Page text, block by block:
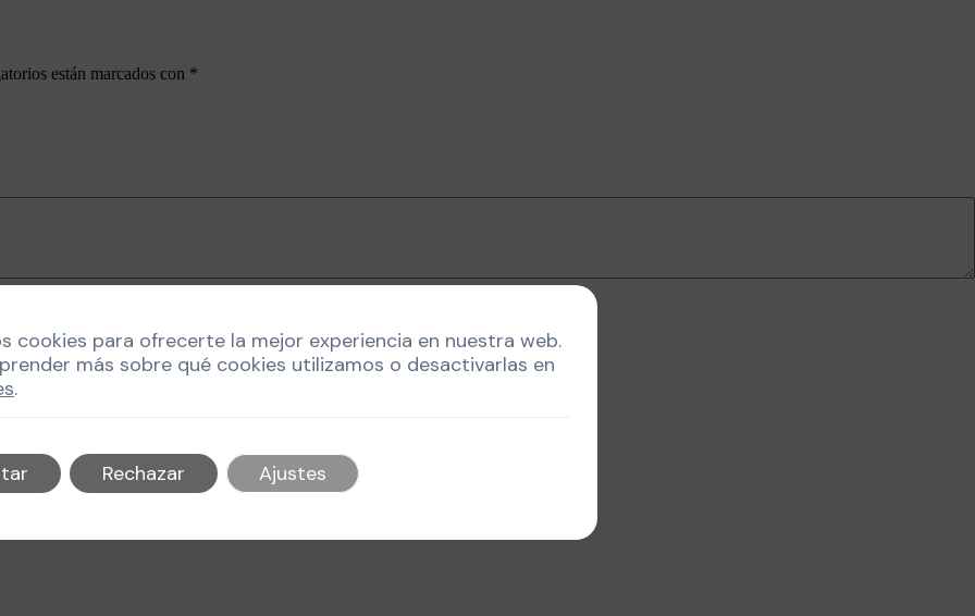
están marcados con *
próxima vez que comente.
cookies para ofrecerte la mejor experiencia en nuestra web.
más sobre qué cookies utilizamos o desactivarlas en
.
Rechazar Ajustes